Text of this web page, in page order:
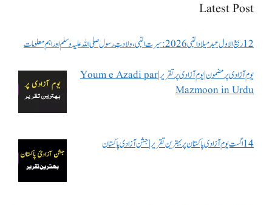
Latest Post
12 ربیع الاول عید میلاد النبی 2026: سیرت النبی، ولادتِ رسول صلی اللہ علیہ وسلم اور اہم معلومات
یوم آزادی پر مضمون | یوم آزادی پر تقریر | Youm e Azadi par
Mazmoon in Urdu
14 اگست یوم آزادی پاکستان پر بہترین تقریر | جشن آزادی پاکستان